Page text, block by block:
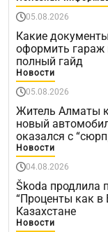
05.08.2026
Какие
оформить гараж
полный гайд
Новости
05.08.2026
Житель Алматы
новый
оказался с
Новости
04.08.2026
Škoda продлила
“Проценты как в
Казахстане
Новости